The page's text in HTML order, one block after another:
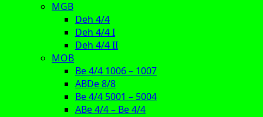
MGB
Deh 4/4
Deh 4/4 I
Deh 4/4 II
MOB
Be 4/4 1006 – 1007
ABDe 8/8
Be 4/4 5001 – 5004
ABe 4/4 – Be 4/4